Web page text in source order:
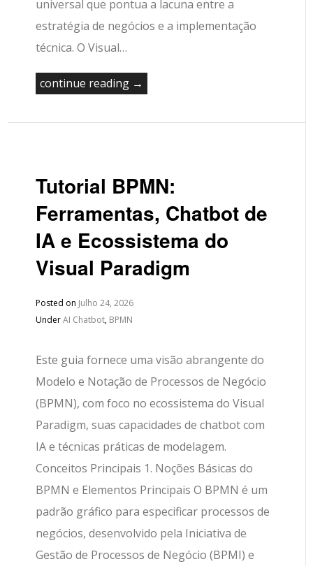
universal que pontua a lacuna entre a
estratégia de negócios e a implementação
técnica. O Visual…
continue reading →
Tutorial BPMN:
Ferramentas, Chatbot de
IA e Ecossistema do
Visual Paradigm
Posted on Julho 24, 2026
UnderAI Chatbot, BPMN
Este guia fornece uma visão abrangente do
Modelo e Notação de Processos de Negócio
(BPMN), com foco no ecossistema do Visual
Paradigm, suas capacidades de chatbot com
IA e técnicas práticas de modelagem.
Conceitos Principais 1. Noções Básicas do
BPMN e Elementos Principais O BPMN é um
padrão gráfico para especificar processos de
negócios, desenvolvido pela Iniciativa de
Gestão de Processos de Negócio (BPMI) e